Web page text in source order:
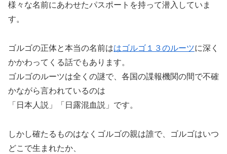
様々な名前にあわせたパスポートを持って潜入していま
す。
ゴルゴの正体と本当の名前ははゴルゴ１３のルーツに深く
かかわってくる話でもあります。
ゴルゴのルーツは全くの謎で、各国の諜報機関の間で不確
かながら言われているのは
「日本人説」「日露混血説」です。
しかし確たるものはなくゴルゴの親は誰で、ゴルゴはいつ
どこで生まれたか、